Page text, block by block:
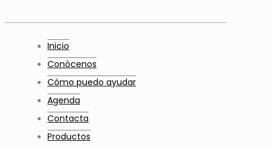
Inicio
Conócenos
Cómo puedo ayudar
Agenda
Contacta
Productos